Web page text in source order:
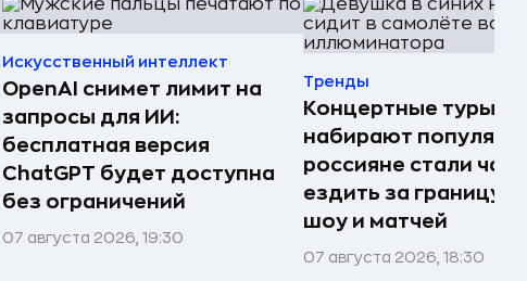
Искусственный интеллект
OpenAI снимет лимит на
запросы для ИИ:
бесплатная версия
ChatGPT будет доступна
без ограничений
07 августа 2026, 19:30
Тренды
Концертные туры
набирают
россияне стали
ездить за границу
шоу и матчей
07 августа 2026, 18:30